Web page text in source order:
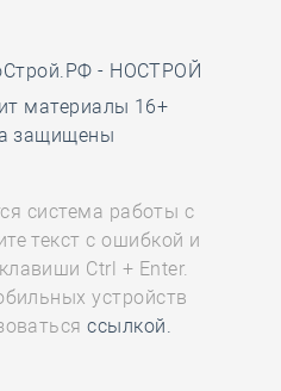
- НОСТРОЙ
материалы 16+
защищены
система работы с
текст с ошибкой и
Ctrl + Enter.
устройств
ссылкой.